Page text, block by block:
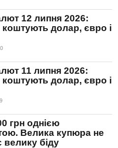
12 липня 2026:
коштують долар, євро і
11 липня 2026:
коштують долар, євро і
грн однією
Велика купюра не
велику біду